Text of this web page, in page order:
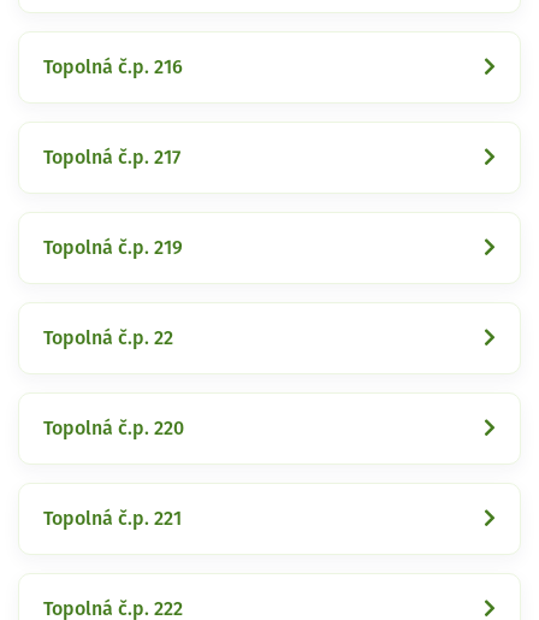
Topolná č.p. 216
Topolná č.p. 217
Topolná č.p. 219
Topolná č.p. 22
Topolná č.p. 220
Topolná č.p. 221
Topolná č.p. 222